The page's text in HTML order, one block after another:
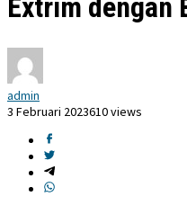
admin
3 Februari 2023610 views